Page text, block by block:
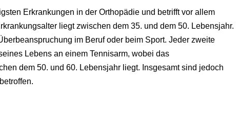
Erkrankungen in der Orthopädie und betrifft vor allem
liegt zwischen dem 35. und dem 50. Lebensjahr.
im Beruf oder beim Sport. Jeder zweite
Lebens an einem Tennisarm, wobei das
dem 50. und 60. Lebensjahr liegt. Insgesamt sind jedoch